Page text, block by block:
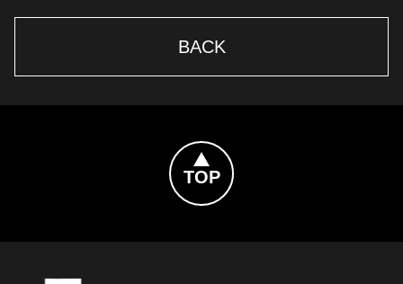
BACK